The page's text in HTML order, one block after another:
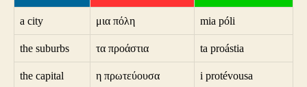
a city μια πόλη mia póli
the suburbs τα προάστια ta proástia
the capital η πρωτεύουσα i protévousa